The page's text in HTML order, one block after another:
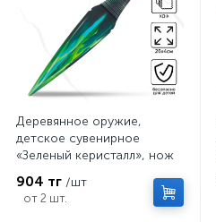
Деревянное оружие,
детское сувенирное
«Зеленый керисталл», нож
904 тг /шт
от 2 шт.